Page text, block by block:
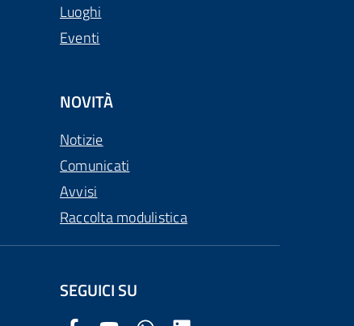
Luoghi
Eventi
NOVITÀ
Notizie
Comunicati
Avvisi
Raccolta modulistica
SEGUICI SU